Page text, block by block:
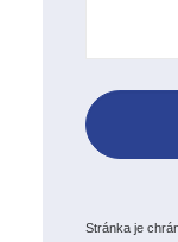
Stránka je